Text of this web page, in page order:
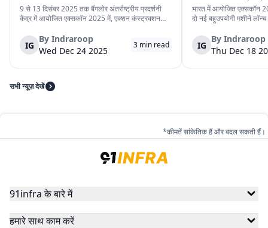
श्रृंखला पेश की
9 से 13 दिसंबर 2025 तक बैंगलोर अंतर्राष्ट्रीय प्रदर्शनी
केंद्र में आयोजित एक्सकॉन 2025 में, एक्शन कंस्ट्रक्शन
पेश की। यह नई मशीनें निर्माण स्थलों पर काम की गति, सुरक्षा
और संचालन को बेहतर बना...
IG
By Indraroop
Wed Dec 24 2025
3 min read
प्राइम मिनी”
भारत में आयोजित एक्सकॉन
दो नई बहुउपयोगी मशीनें
प्रोजेक्ट, यूटिलिटी
बनाई गई हैं, जहाँ साइट...
IG
By Indraroop
Thu Dec 18
सभी न्यूज़ देखें
*कीमतें सांकेतिक हैं और बदल सकती हैं।
91infra के बारे में
हमारे साथ काम करें